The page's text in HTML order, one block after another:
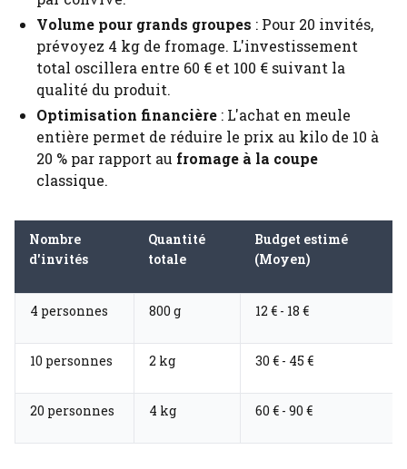
Volume pour grands groupes : Pour 20 invités,
prévoyez 4 kg de fromage. L'investissement
total oscillera entre 60 € et 100 € suivant la
qualité du produit.
Optimisation financière : L'achat en meule
entière permet de réduire le prix au kilo de 10 à
20 % par rapport au fromage à la coupe
classique.
Nombre
d'invités
Quantité
totale
Budget estimé
(Moyen)
4 personnes 800 g 12 € - 18 €
10 personnes 2 kg 30 € - 45 €
20 personnes 4 kg 60 € - 90 €